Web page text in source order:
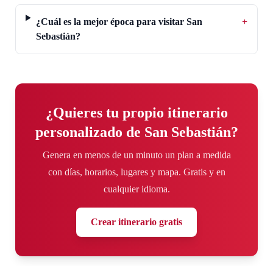
¿Cuál es la mejor época para visitar San
Sebastián?
+
¿Quieres tu propio itinerario
personalizado de San Sebastián?
Genera en menos de un minuto un plan a medida
con días, horarios, lugares y mapa. Gratis y en
cualquier idioma.
Crear itinerario gratis